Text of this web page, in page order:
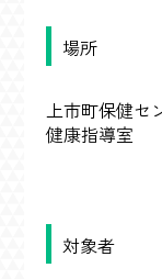
場所
上市町保健セ
健康指導室
対象者